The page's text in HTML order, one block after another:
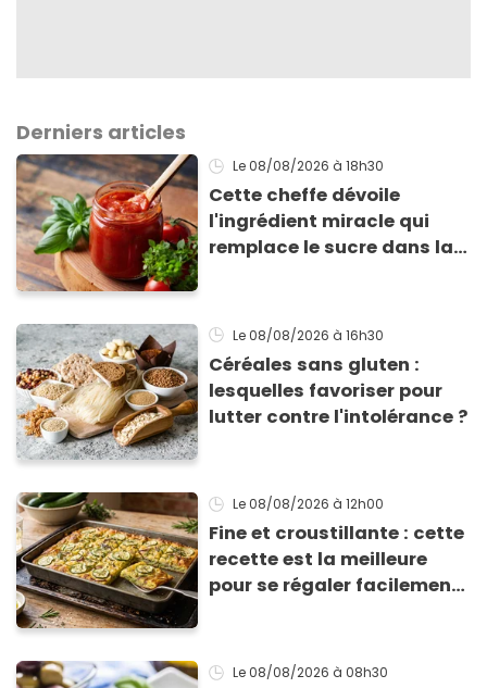
Derniers articles
Le 08/08/2026 à 18h30
Cette cheffe dévoile
l'ingrédient miracle qui
remplace le sucre dans la
Le 08/08/2026 à 16h30
Céréales sans gluten :
lesquelles favoriser pour
lutter contre l'intolérance ?
Le 08/08/2026 à 12h00
Fine et croustillante : cette
recette est la meilleure
pour se régaler facilement
Le 08/08/2026 à 08h30